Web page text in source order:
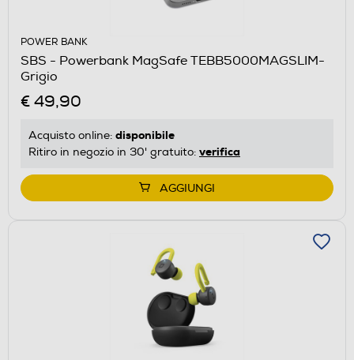
POWER BANK
SBS - Powerbank MagSafe TEBB5000MAGSLIM-
Grigio
€ 49,90
Acquisto online: disponibile
Ritiro in negozio in 30' gratuito: verifica
AGGIUNGI